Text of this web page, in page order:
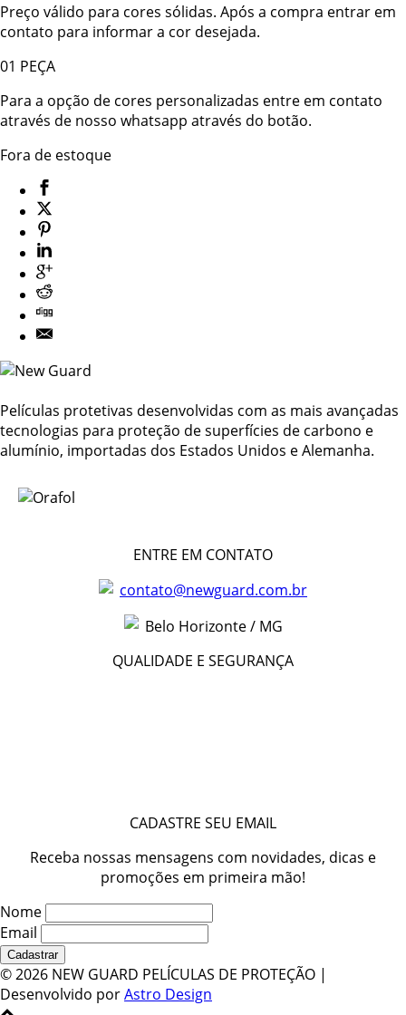
Preço válido para cores sólidas. Após a compra entrar em
contato para informar a cor desejada.
01 PEÇA
Para a opção de cores personalizadas entre em contato
através de nosso whatsapp através do botão.
Fora de estoque
Películas protetivas desenvolvidas com as mais avançadas
tecnologias para proteção de superfícies de carbono e
alumínio, importadas dos Estados Unidos e Alemanha.
ENTRE EM CONTATO
contato@newguard.com.br
Belo Horizonte / MG
QUALIDADE E SEGURANÇA
CADASTRE SEU EMAIL
Receba nossas mensagens com novidades, dicas e
promoções em primeira mão!
Nome
Email
©2026 NEW GUARD PELÍCULAS DE PROTEÇÃO |
Desenvolvido porAstro Design